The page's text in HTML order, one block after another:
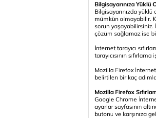
Bilgisayarınıza Yüklü
Bilgisayarınızda
mümkün olmayabilir.
sorun yaşayabilirsiniz.
çözüm sağlamaz ise
İnternet tarayıcı
tarayıcısının
Mozilla Firefox
belirtilen bir kaç
Mozilla Firefox
Google Chrome
ayarlar sayfasının
butonu ve karşınıza